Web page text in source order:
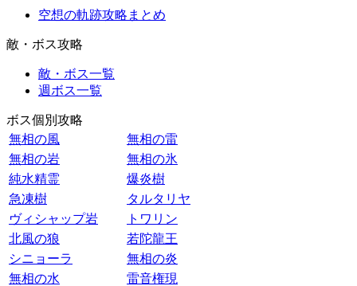
空想の軌跡攻略まとめ
敵・ボス攻略
敵・ボス一覧
週ボス一覧
ボス個別攻略
無相の風
無相の雷
無相の岩
無相の氷
純水精霊
爆炎樹
急凍樹
タルタリヤ
ヴィシャップ岩
トワリン
北風の狼
若陀龍王
シニョーラ
無相の炎
無相の水
雷音権現